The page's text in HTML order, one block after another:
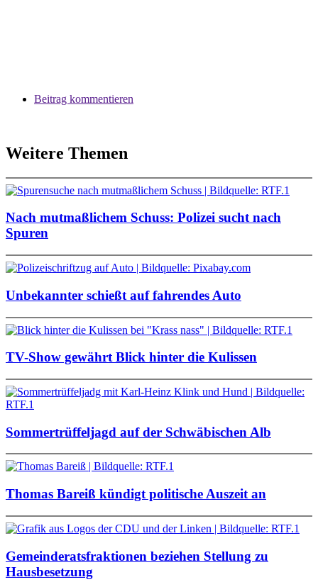
Beitrag kommentieren
Weitere Themen
Nach mutmaßlichem Schuss: Polizei sucht nach
Spuren
Unbekannter schießt auf fahrendes Auto
TV-Show gewährt Blick hinter die Kulissen
Sommertrüffeljagd auf der Schwäbischen Alb
Thomas Bareiß kündigt politische Auszeit an
Gemeinderatsfraktionen beziehen Stellung zu
Hausbesetzung